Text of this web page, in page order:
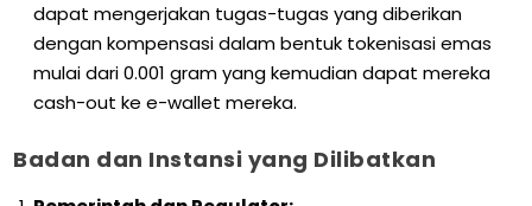
dapat mengerjakan tugas-tugas yang diberikan
dengan kompensasi dalam bentuk tokenisasi emas
mulai dari 0.001 gram yang kemudian dapat mereka
cash-out ke e-wallet mereka.
Badan dan Instansi yang Dilibatkan